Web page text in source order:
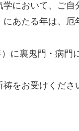
学において、ご
あたる年は、厄
に裏鬼門・病
をお受けくださ